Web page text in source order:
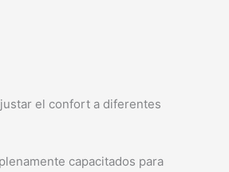
el confort a diferentes
capacitados para